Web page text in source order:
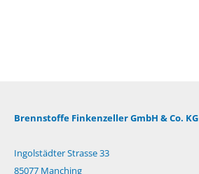
Brennstoffe Finkenzeller GmbH & Co. KG
Ingolstädter Strasse 33
85077 Manching